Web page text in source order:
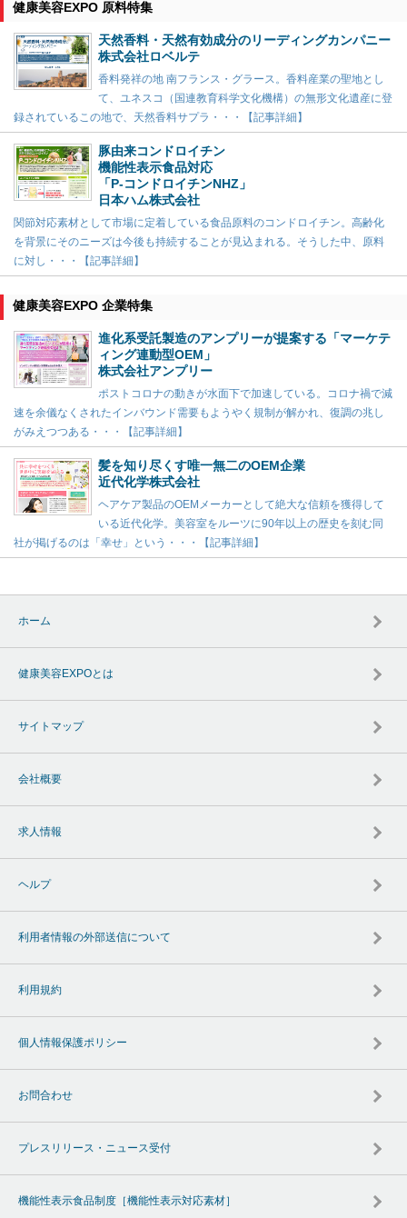
健康美容EXPO 原料特集
天然香料・天然有効成分のリーディングカンパニー
株式会社ロベルテ
香料発祥の地 南フランス・グラース。香料産業の聖地とし
て、ユネスコ（国連教育科学文化機構）の無形文化遺産に登
録されているこの地で、天然香料サプラ・・・【記事詳細】
豚由来コンドロイチン
機能性表示食品対応
「P-コンドロイチンNHZ」
日本ハム株式会社
関節対応素材として市場に定着している食品原料のコンドロイチン。高齢化
を背景にそのニーズは今後も持続することが見込まれる。そうした中、原料
に対し・・・【記事詳細】
健康美容EXPO 企業特集
進化系受託製造のアンプリーが提案する「マーケテ
ィング連動型OEM」
株式会社アンプリー
ポストコロナの動きが水面下で加速している。コロナ禍で減
速を余儀なくされたインバウンド需要もようやく規制が解かれ、復調の兆し
がみえつつある・・・【記事詳細】
髪を知り尽くす唯一無二のOEM企業
近代化学株式会社
ヘアケア製品のOEMメーカーとして絶大な信頼を獲得して
いる近代化学。美容室をルーツに90年以上の歴史を刻む同
社が掲げるのは「幸せ」という・・・【記事詳細】
ホーム
健康美容EXPOとは
サイトマップ
会社概要
求人情報
ヘルプ
利用者情報の外部送信について
利用規約
個人情報保護ポリシー
お問合わせ
プレスリリース・ニュース受付
機能性表示食品制度［機能性表示対応素材］